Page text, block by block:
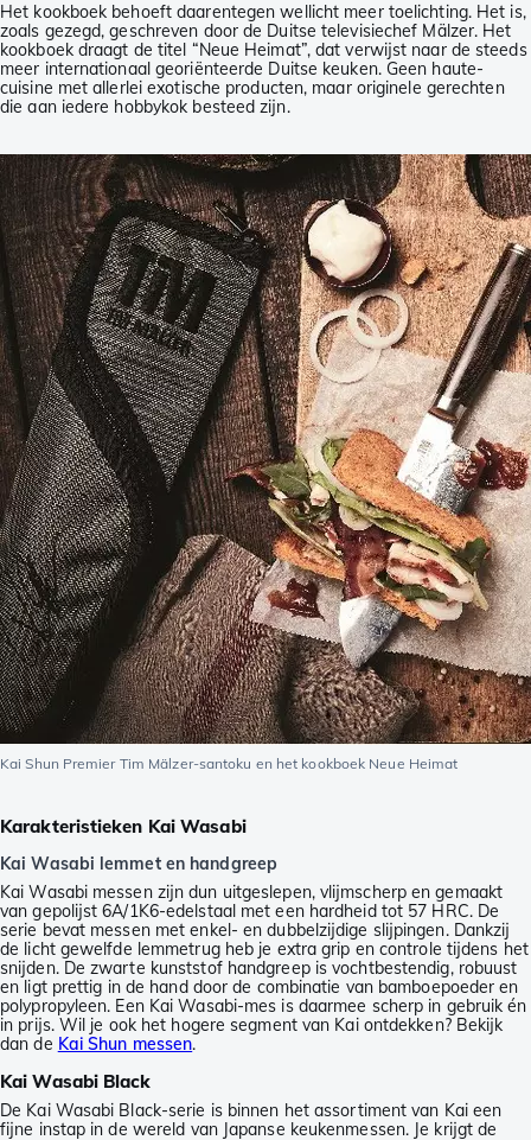
Het kookboek behoeft daarentegen wellicht meer toelichting. Het is,
zoals gezegd, geschreven door de Duitse televisiechef Mälzer. Het
kookboek draagt de titel “Neue Heimat”, dat verwijst naar de steeds
meer internationaal georiënteerde Duitse keuken. Geen haute-
cuisine met allerlei exotische producten, maar originele gerechten
die aan iedere hobbykok besteed zijn.
Kai Shun Premier Tim Mälzer-santoku en het kookboek Neue Heimat
Karakteristieken Kai Wasabi
Kai Wasabi lemmet en handgreep
Kai Wasabi messen zijn dun uitgeslepen, vlijmscherp en gemaakt
van gepolijst 6A/1K6-edelstaal met een hardheid tot 57 HRC. De
serie bevat messen met enkel- en dubbelzijdige slijpingen. Dankzij
de licht gewelfde lemmetrug heb je extra grip en controle tijdens het
snijden. De zwarte kunststof handgreep is vochtbestendig, robuust
en ligt prettig in de hand door de combinatie van bamboepoeder en
polypropyleen. Een Kai Wasabi-mes is daarmee scherp in gebruik én
in prijs. Wil je ook het hogere segment van Kai ontdekken? Bekijk
dan de Kai Shun messen.
Kai Wasabi Black
De Kai Wasabi Black-serie is binnen het assortiment van Kai een
fijne instap in de wereld van Japanse keukenmessen. Je krijgt de